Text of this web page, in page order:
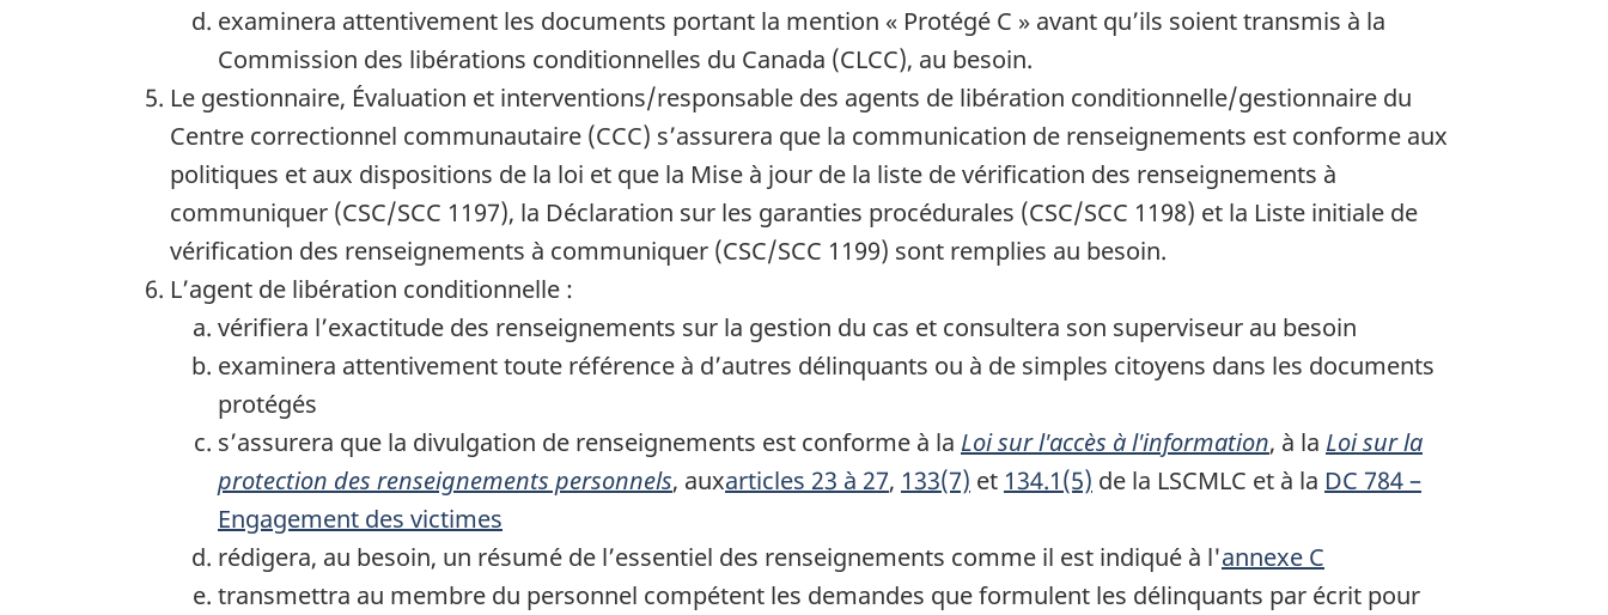
examinera attentivement les documents portant la mention « Protégé C » avant qu’ils soient transmis à la
Commission des libérations conditionnelles du Canada (CLCC), au besoin.
Le gestionnaire, Évaluation et interventions/responsable des agents de libération conditionnelle/gestionnaire du
Centre correctionnel communautaire (CCC) s’assurera que la communication de renseignements est conforme aux
politiques et aux dispositions de la loi et que la Mise à jour de la liste de vérification des renseignements à
communiquer (CSC/SCC 1197), la Déclaration sur les garanties procédurales (CSC/SCC 1198) et la Liste initiale de
vérification des renseignements à communiquer (CSC/SCC 1199) sont remplies au besoin.
L’agent de libération conditionnelle :
vérifiera l’exactitude des renseignements sur la gestion du cas et consultera son superviseur au besoin
examinera attentivement toute référence à d’autres délinquants ou à de simples citoyens dans les documents
protégés
s’assurera que la divulgation de renseignements est conforme à la Loi sur l'accès à l'information, à la Loi sur la
protection des renseignements personnels, auxarticles 23 à 27, 133(7) et 134.1(5) de la LSCMLC et à la DC 784 –
Engagement des victimes
rédigera, au besoin, un résumé de l’essentiel des renseignements comme il est indiqué à l'annexe C
transmettra au membre du personnel compétent les demandes que formulent les délinquants par écrit pour